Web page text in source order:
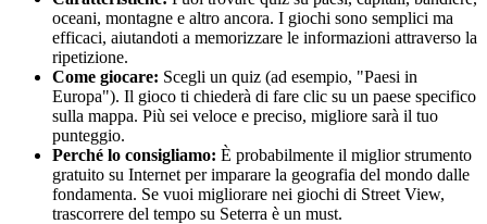
oceani, montagne e altro ancora. I giochi sono semplici ma
efficaci, aiutandoti a memorizzare le informazioni attraverso la
ripetizione.
Come giocare: Scegli un quiz (ad esempio, "Paesi in
Europa"). Il gioco ti chiederà di fare clic su un paese specifico
sulla mappa. Più sei veloce e preciso, migliore sarà il tuo
punteggio.
Perché lo consigliamo: È probabilmente il miglior strumento
gratuito su Internet per imparare la geografia del mondo dalle
fondamenta. Se vuoi migliorare nei giochi di Street View,
trascorrere del tempo su Seterra è un must.